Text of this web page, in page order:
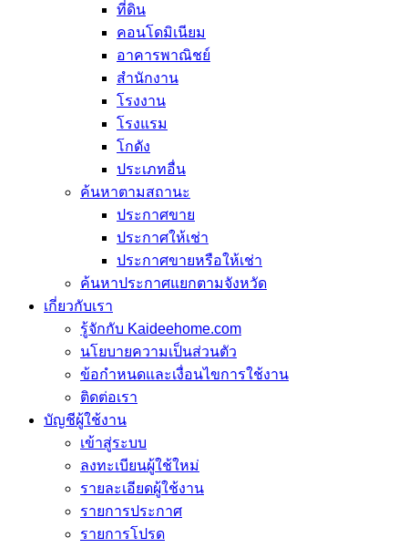
ที่ดิน
คอนโดมิเนียม
อาคารพาณิชย์
สำนักงาน
โรงงาน
โรงแรม
โกดัง
ประเภทอื่น
ค้นหาตามสถานะ
ประกาศขาย
ประกาศให้เช่า
ประกาศขายหรือให้เช่า
ค้นหาประกาศแยกตามจังหวัด
เกี่ยวกับเรา
รู้จักกับ Kaideehome.com
นโยบายความเป็นส่วนตัว
ข้อกำหนดและเงื่อนไขการใช้งาน
ติดต่อเรา
บัญชีผู้ใช้งาน
เข้าสู่ระบบ
ลงทะเบียนผู้ใช้ใหม่
รายละเอียดผู้ใช้งาน
รายการประกาศ
รายการโปรด